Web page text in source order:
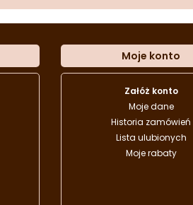
Moje konto
Załóż konto
Moje dane
Historia zamówień
Lista ulubionych
Moje rabaty